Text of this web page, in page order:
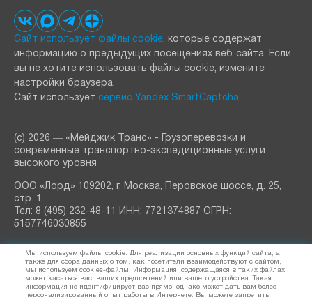
Сайт использует файлы cookie, которые содержат
информацию о предыдущих посещениях веб‑сайта. Если
вы не хотите использовать файлы cookie, измените
настройки браузера.
Сайт использует сервис Yandex SmartCaptcha
(с) 2026 ― «Мейджик Транс» - Грузоперевозки и
современные транспортно-экспедиционные услуги
высокого уровня
ООО «Лорд» 109202, г. Москва, Перовское шоссе, д. 25,
стр. 1
Тел: 8 (495) 232-48-11 ИНН: 7721374887 ОГРН:
5157746030855
РАССЫЛКА узнавайте о новостях и акциях
Мы используем файлы cookie. Для реализации основных функций сайта, а
также для сбора данных о том, как посетители взаимодействуют с сайтом,
мы используем cookies-файлы. Информация, содержащаяся в таких файлах,
может касаться вас, ваших предпочтений или вашего устройства. Такая
информация не идентифицирует вас прямо, однако может дать вам более
персонализированный опыт работы в Интернете. Вы можете запретить